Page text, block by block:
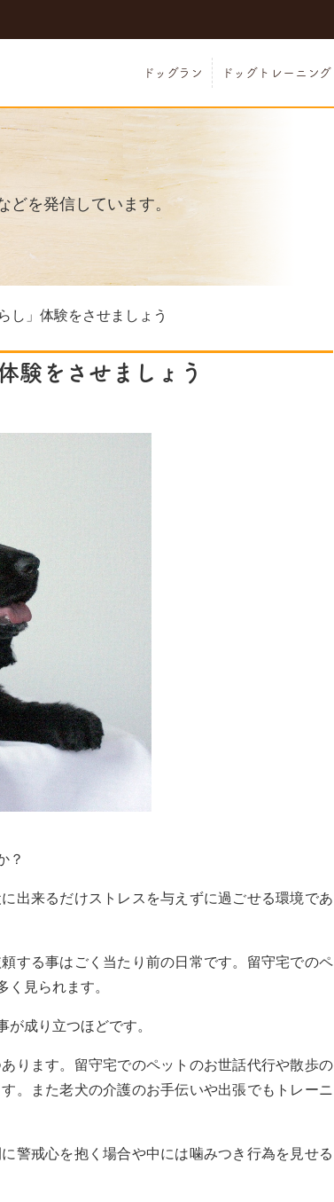
ドッグラン ドッグトレーニング
を発信しています。
し」体験をさせましょう
験をさせましょう
？
出来るだけストレスを与えずに過ごせる環境であ
する事はごく当たり前の日常です。留守宅でのペ
見られます。
成り立つほどです。
ります。留守宅でのペットのお世話代行や散歩の
。また老犬の介護のお手伝いや出張でもトレーニ
警戒心を抱く場合や中には噛みつき行為を見せる